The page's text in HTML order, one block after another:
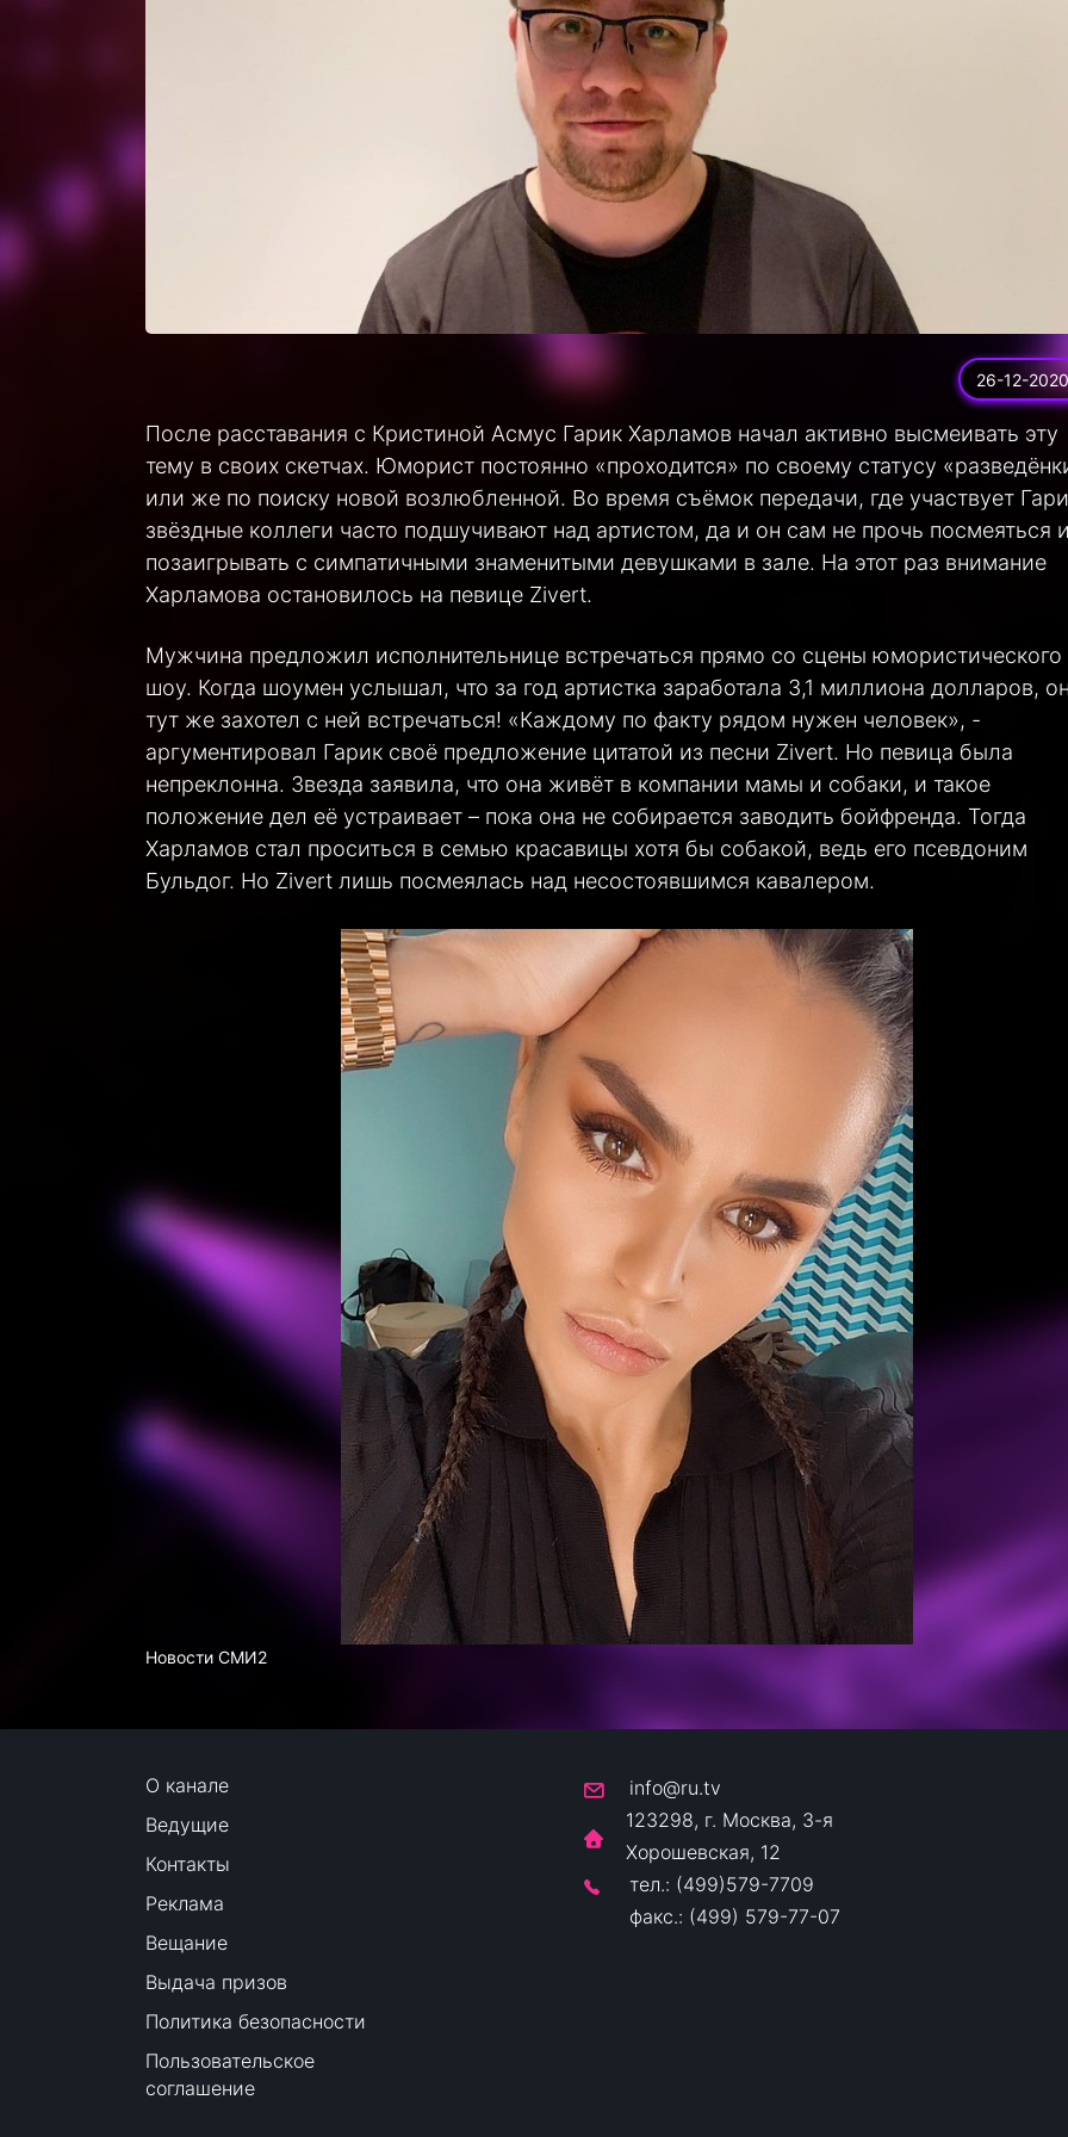
26-12-2020
После расставания с Кристиной Асмус Гарик Харламов начал активно высмеивать эту
тему в своих скетчах. Юморист постоянно «проходится» по своему статусу
или же по поиску новой возлюбленной. Во время съёмок передачи, где участвует
звёздные коллеги часто подшучивают над артистом, да и он сам не прочь посмеяться
позаигрывать с симпатичными знаменитыми девушками в зале. На этот раз внимание
Харламова остановилось на певице Zivert.
Мужчина предложил исполнительнице встречаться прямо со сцены юмористического
шоу. Когда шоумен услышал, что за год артистка заработала 3,1 миллиона долларов,
тут же захотел с ней встречаться! «Каждому по факту рядом нужен человек», -
аргументировал Гарик своё предложение цитатой из песни Zivert. Но певица была
непреклонна. Звезда заявила, что она живёт в компании мамы и собаки, и такое
положение дел её устраивает – пока она не собирается заводить бойфренда. Тогда
Харламов стал проситься в семью красавицы хотя бы собакой, ведь его псевдоним
Бульдог. Но Zivert лишь посмеялась над несостоявшимся кавалером.
Новости СМИ2
О канале
Ведущие
Контакты
Реклама
Вещание
Выдача призов
Политика безопасности
Пользовательское
соглашение
info@ru.tv
123298, г. Москва, 3-я
Хорошевская, 12
тел.: (499)579-7709
факс.: (499) 579-77-07